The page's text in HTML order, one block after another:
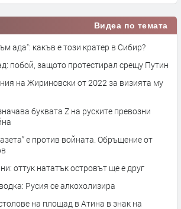
Видеа по темата
ада": какъв е този кратер в Сибир?
побой, защото протестирал срещу Путин
на Жириновски от 2022 за визията му
буквата Z на руските превозни
е против войната. Обръщение от
оттук нататък островът ще е друг
Русия се алкохолизира
на площад в Атина в знак на